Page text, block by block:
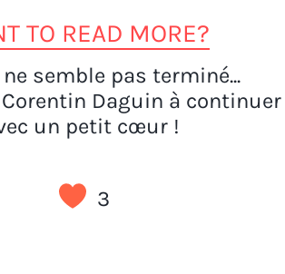
TO READ MORE?
semble pas terminé...
Corentin Daguin à continuer
un petit cœur !
3